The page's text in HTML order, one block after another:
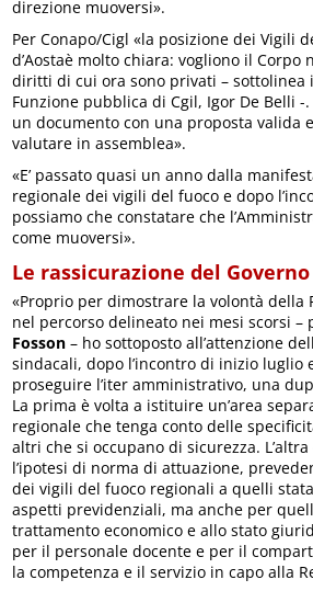
direzione muoversi».
Per Conapo/Cigl «la posizione dei Vigili
d’Aostaè molto chiara: vogliono il Corpo
diritti di cui ora sono privati – sottolinea
Funzione pubblica di Cgil, Igor De Belli
un documento con una proposta valida
valutare in assemblea».
«E’ passato quasi un anno dalla
regionale dei vigili del fuoco e dopo
possiamo che constatare che
come muoversi».
Le rassicurazione del
«Proprio per dimostrare la volontà della
nel percorso delineato nei mesi scorsi –
Fosson – ho sottoposto all’attenzione
sindacali, dopo l’incontro di inizio luglio
proseguire l’iter amministrativo, una
La prima è volta a istituire un’area
regionale che tenga conto delle
altri che si occupano di sicurezza.
l’ipotesi di norma di attuazione,
dei vigili del fuoco regionali a quelli
aspetti previdenziali, ma anche per
trattamento economico e allo stato
per il personale docente e per il
la competenza e il servizio in capo alla